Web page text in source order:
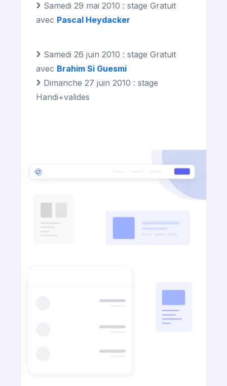
Samedi 29 mai 2010 : stage Gratuit
avec Pascal Heydacker
Samedi 26 juin 2010 : stage Gratuit
avec Brahim Si Guesmi
Dimanche 27 juin 2010 : stage
Handi+valides